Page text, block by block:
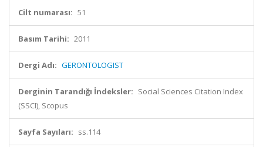
Cilt numarası: 51
Basım Tarihi: 2011
Dergi Adı: GERONTOLOGIST
Derginin Tarandığı İndeksler: Social Sciences Citation Index
(SSCI), Scopus
Sayfa Sayıları: ss.114